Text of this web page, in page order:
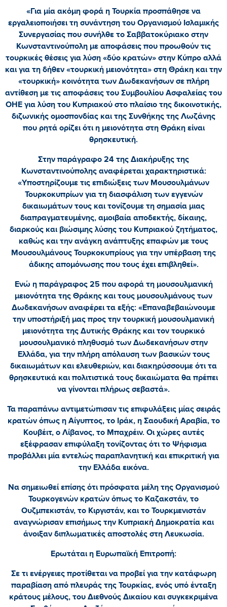
«Για μία ακόμη φορά η Τουρκία προσπάθησε να
εργαλειοποιήσει τη συνάντηση του Οργανισμού Ισλαμικής
Συνεργασίας που συνήλθε το Σαββατοκύριακο στην
Κωνσταντινούπολη με αποφάσεις που προωθούν τις
τουρκικές θέσεις για λύση «δύο κρατών» στην Κύπρο αλλά
και για τη δήθεν «τουρκική μειονότητα» στη Θράκη και την
«τουρκική» κοινότητα των Δωδεκανήσων σε πλήρη
αντίθεση με τις αποφάσεις του Συμβουλίου Ασφαλείας του
ΟΗΕ για λύση του Κυπριακού στο πλαίσιο της δικοινοτικής,
διζωνικής ομοσπονδίας και της Συνθήκης της Λωζάνης
που ρητά ορίζει ότι η μειονότητα στη Θράκη είναι
θρησκευτική.
Στην παράγραφο 24 της Διακήρυξης της
Κωνσταντινούπολης αναφέρεται χαρακτηριστικά:
«Υποστηρίζουμε τις επιδιώξεις των Μουσουλμάνων
Τουρκοκυπρίων για τη διασφάλιση των εγγενών
δικαιωμάτων τους και τονίζουμε τη σημασία μιας
διαπραγματευμένης, αμοιβαία αποδεκτής, δίκαιης,
διαρκούς και βιώσιμης λύσης του Κυπριακού ζητήματος,
καθώς και την ανάγκη ανάπτυξης επαφών με τους
Μουσουλμάνους Τουρκοκυπρίους για την υπέρβαση της
άδικης απομόνωσης που τους έχει επιβληθεί».
Ενώ η παράγραφος 25 που αφορά τη μουσουλμανική
μειονότητα της Θράκης και τους μουσουλμάνους των
Δωδεκανήσων αναφέρει τα εξής: «Επαναβεβαιώνουμε
την υποστήριξή μας προς την τουρκική μουσουλμανική
μειονότητα της Δυτικής Θράκης και τον τουρκικό
μουσουλμανικό πληθυσμό των Δωδεκανήσων στην
Ελλάδα, για την πλήρη απόλαυση των βασικών τους
δικαιωμάτων και ελευθεριών, και διακηρύσσουμε ότι τα
θρησκευτικά και πολιτιστικά τους δικαιώματα θα πρέπει
να γίνονται πλήρως σεβαστά».
Τα παραπάνω αντιμετώπισαν τις επιφυλάξεις μίας σειράς
κρατών όπως η Αίγυπτος, το Ιράκ, η Σαουδική Αραβία, το
Κουβέιτ, ο Λίβανος, το Μπαχρέιν. Οι χώρες αυτές
εξέφρασαν επιφύλαξη τονίζοντας ότι το Ψήφισμα
προβάλλει μία εντελώς παραπλανητική και επικριτική για
την Ελλάδα εικόνα.
Να σημειωθεί επίσης ότι πρόσφατα μέλη της Οργανισμού
Τουρκογενών κρατών όπως το Καζακστάν, το
Ουζμπεκιστάν, το Κιργιστάν, και το Τουρκμενιστάν
αναγνώρισαν επισήμως την Κυπριακή Δημοκρατία και
άνοιξαν διπλωματικές αποστολές στη Λευκωσία.
Ερωτάται η Ευρωπαϊκή Επιτροπή:
Σε τι ενέργειες προτίθεται να προβεί για την κατάφωρη
παραβίαση από πλευράς της Τουρκίας, ενός υπό ένταξη
κράτους μέλους, του Διεθνούς Δικαίου και συγκεκριμένα